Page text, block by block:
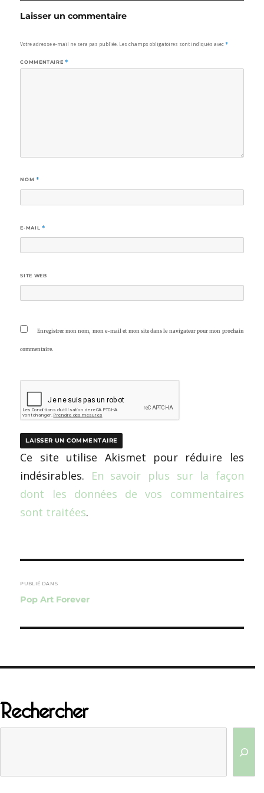
Laisser un commentaire
Votre adresse e-mail ne sera pas publiée. Les champs obligatoires sont indiqués avec*
COMMENTAIRE *
NOM *
E-MAIL *
SITE WEB
Enregistrer mon nom, mon e-mail et mon site dans le navigateur pour mon prochain
commentaire.
Ce site utilise Akismet pour réduire les
indésirables. En savoir plus sur la façon
dont les données de vos commentaires
sont traitées.
de
l’article
PUBLIÉ DANS
Pop Art Forever
Rechercher